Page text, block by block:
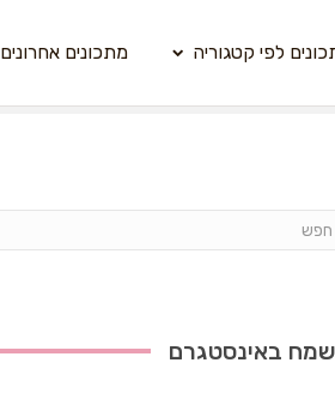
לפי קטגוריה מתכונים אחרונים
שמח באינסטגרם